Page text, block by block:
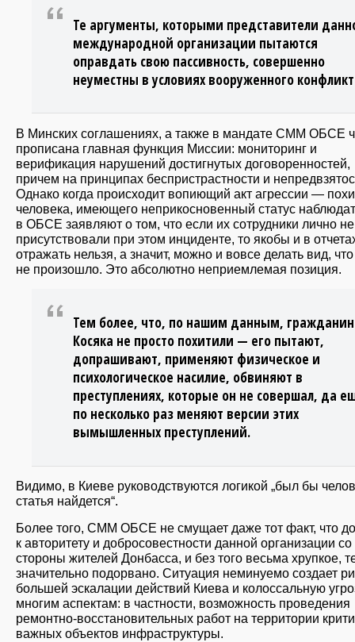
Те аргументы, которыми представители
международной организации пытаются
оправдать свою пассивность, совершенно
неуместны в условиях вооруженного
В Минских соглашениях, а также в мандате СММ ОБСЕ
прописана главная функция Миссии: мониторинг и
верификация нарушений достигнутых договоренностей,
причем на принципах беспристрастности и
Однако когда происходит вопиющий акт агрессии —
человека, имеющего неприкосновенный статус
в ОБСЕ заявляют о том, что если их сотрудники лично не
присутствовали при этом инциденте, то якобы и в
отражать нельзя, а значит, можно и вовсе делать вид,
не произошло. Это абсолютно неприемлемая позиция.
Тем более, что, по нашим данным,
Косяка не просто похитили — его пытают,
допрашивают, применяют физическое и
психологическое насилие, обвиняют в
преступлениях, которые он не совершал, да
по несколько раз меняют версии этих
вымышленных преступлений.
Видимо, в Киеве руководствуются логикой „был бы
статья найдется“.
Более того, СММ ОБСЕ не смущает даже тот факт, что
к авторитету и добросовестности данной организации со
стороны жителей Донбасса, и без того весьма хрупкое,
значительно подорвано. Ситуация неминуемо создает
большей эскалации действий Киева и колоссальную
многим аспектам: в частности, возможность проведения
ремонтно-восстановительных работ на территории
важных объектов инфраструктуры.